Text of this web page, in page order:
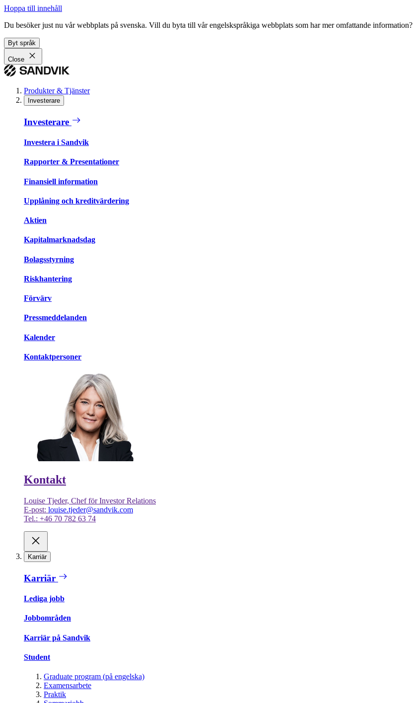
Hoppa till innehåll
Du besöker just nu vår webbplats på svenska. Vill du byta till vår engelskspråkiga webbplats som har mer omfattande information?
Byt språk
Close
Produkter & Tjänster
Investerare
Investerare
Investera i Sandvik
Rapporter & Presentationer
Finansiell information
Upplåning och kreditvärdering
Aktien
Kapitalmarknadsdag
Bolagsstyrning
Riskhantering
Förvärv
Pressmeddelanden
Kalender
Kontaktpersoner
Kontakt
Louise Tjeder, Chef för Investor Relations
E-post: louise.tjeder@sandvik.com
Tel.: +46 70 782 63 74
Karriär
Karriär
Lediga jobb
Jobbområden
Karriär på Sandvik
Student
Graduate program (på engelska)
Examensarbete
Praktik